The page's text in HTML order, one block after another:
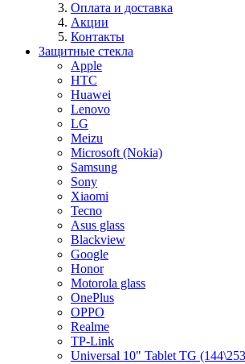
Оплата и доставка
Акции
Контакты
Защитные стекла
Apple
HTC
Huawei
Lenovo
LG
Meizu
Microsoft (Nokia)
Samsung
Sony
Xiaomi
Tecno
Asus glass
Blackview
Google
Honor
Motorola glass
OnePlus
OPPO
Realme
TP-Link
Universal 10" Tablet TG